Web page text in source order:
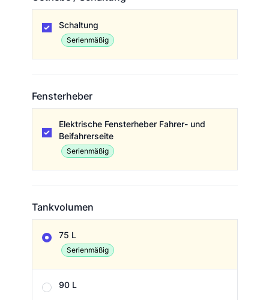
Schaltung
Serienmäßig
Fensterheber
Elektrische Fensterheber Fahrer- und
Beifahrerseite
Serienmäßig
Tankvolumen
75 L
Serienmäßig
90 L